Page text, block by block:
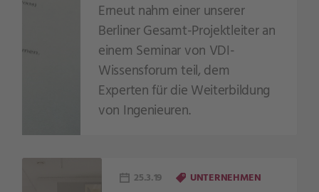
Erneut nahm einer unserer
Berliner Gesamt-Projektleiter an
einem Seminar von VDI-
Wissensforum teil, dem
Experten für die Weiterbildung
von Ingenieuren.
25.3.19 UNTERNEHMEN